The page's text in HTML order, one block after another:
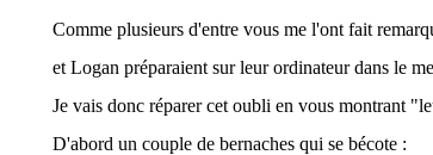
Comme plusieurs d'entre vous me l'ont fait
et Logan préparaient sur leur ordinateur dans le
Je vais donc réparer cet oubli en vous montrant
D'abord un couple de bernaches qui se bécote :